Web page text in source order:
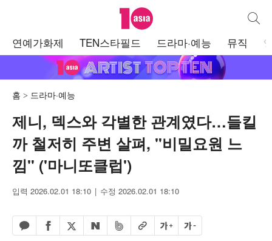
텐아시아 통합
연예가화제 TEN스타필드 드라마·예능 뮤직
홈 드라마·예능
제니, 덱스와 각별한 관계였다…들킬
까 철저히 주변 살펴, "비밀요원 느
낌" ('마니또클럽')
입력 2026.02.01 18:10 수정 2026.02.01 18:10
카카오톡 공유하기
페이스북 공유하기
엑스 공유하기
네이버 공유하기
밴드 공유하기
URL복사글자 크게글자 작게